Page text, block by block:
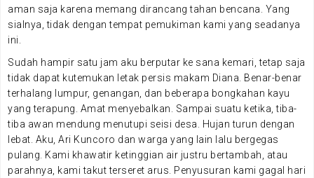
aman saja karena memang dirancang tahan bencana. Yang
sialnya, tidak dengan tempat pemukiman kami yang seadanya
ini.
Sudah hampir satu jam aku berputar ke sana kemari, tetap saja
tidak dapat kutemukan letak persis makam Diana. Benar-benar
terhalang lumpur, genangan, dan beberapa bongkahan kayu
yang terapung. Amat menyebalkan. Sampai suatu ketika, tiba-
tiba awan mendung menutupi seisi desa. Hujan turun dengan
lebat. Aku, Ari Kuncoro dan warga yang lain lalu bergegas
pulang. Kami khawatir ketinggian air justru bertambah, atau
parahnya, kami takut terseret arus. Penyusuran kami gagal hari